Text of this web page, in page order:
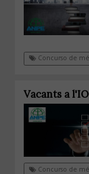
Concurso de
Vacants a
Concurso de